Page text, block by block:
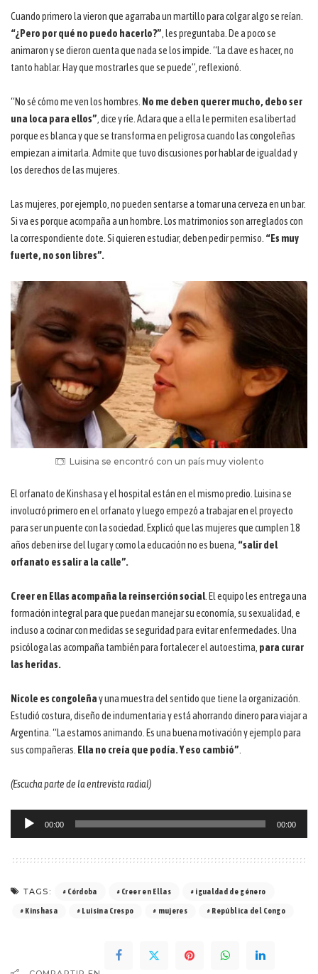
Cuando primero la vieron que agarraba un martillo para colgar algo se reían.
“¿Pero por qué no puedo hacerlo?” , les preguntaba. De a poco se
animaron y se dieron cuenta que nada se los impide. “La clave es hacer, no
tanto hablar. Hay que mostrarles que se puede”, reflexionó.
“No sé cómo me ven los hombres. No me deben querer mucho, debo ser
una loca para ellos” , dice y ríe. Aclara que a ella le permiten esa libertad
porque es blanca y que se transforma en peligrosa cuando las congoleñas
empiezan a imitarla. Admite que tuvo discusiones por hablar de igualdad y
los derechos de las mujeres.
Las mujeres, por ejemplo, no pueden sentarse a tomar una cerveza en un bar.
Si va es porque acompaña a un hombre. Los matrimonios son arreglados con
la correspondiente dote. Si quieren estudiar, deben pedir permiso. “Es muy
fuerte, no son libres”.
Luisina se encontró con un país muy violento
El orfanato de Kinshasa y el hospital están en el mismo predio. Luisina se
involucró primero en el orfanato y luego empezó a trabajar en el proyecto
para ser un puente con la sociedad. Explicó que las mujeres que cumplen 18
años deben irse del lugar y como la educación no es buena, “salir del
orfanato es salir a la calle”.
Creer en Ellas acompaña la reinserción social. El equipo les entrega una
formación integral para que puedan manejar su economía, su sexualidad, e
incluso a cocinar con medidas se seguridad para evitar enfermedades. Una
psicóloga las acompaña también para fortalecer el autoestima, para curar
las heridas.
Nicole es congoleñay una muestra del sentido que tiene la organización.
Estudió costura, diseño de indumentaria y está ahorrando dinero para viajar a
Argentina. “La estamos animando. Es una buena motivación y ejemplo para
sus compañeras. Ella no creía que podía. Y eso cambió”
(Escucha parte de la entrevista radial)
Reproductor
00:00 00:00
TAGS: Córdoba Creer en Ellas igualdad de género
Kinshasa Luisina Crespo mujeres República del Congo